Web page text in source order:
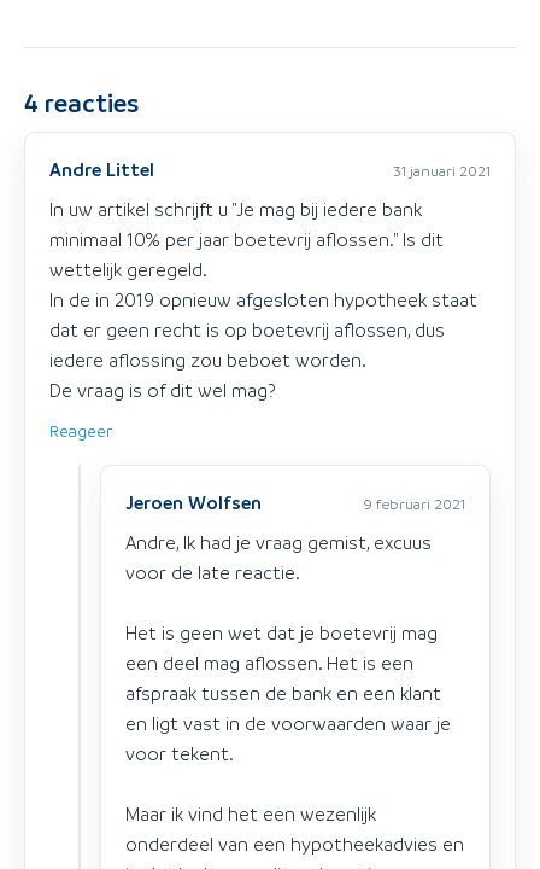
4 reacties
Andre Littel 31 januari 2021
In uw artikel schrijft u "Je mag bij iedere bank
minimaal 10% per jaar boetevrij aflossen." Is dit
wettelijk geregeld.
In de in 2019 opnieuw afgesloten hypotheek staat
dat er geen recht is op boetevrij aflossen, dus
iedere aflossing zou beboet worden.
De vraag is of dit wel mag?
Reageer
Jeroen Wolfsen 9 februari 2021
Andre, Ik had je vraag gemist, excuus
voor de late reactie.
Het is geen wet dat je boetevrij mag
een deel mag aflossen. Het is een
afspraak tussen de bank en een klant
en ligt vast in de voorwaarden waar je
voor tekent.
Maar ik vind het een wezenlijk
onderdeel van een hypotheekadvies en